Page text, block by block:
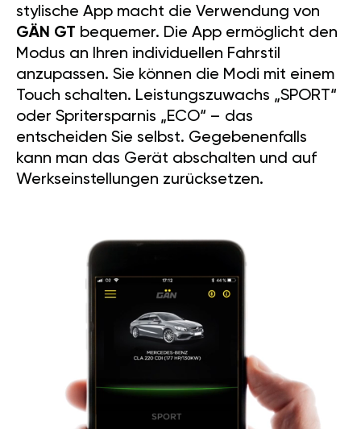
stylische App macht die Verwendung von
GÄN GT bequemer. Die App ermöglicht den
Modus an Ihren individuellen Fahrstil
anzupassen. Sie können die Modi mit einem
Touch schalten. Leistungszuwachs „SPORT“
oder Spritersparnis „ECO“ – das
entscheiden Sie selbst. Gegebenenfalls
kann man das Gerät abschalten und auf
Werkseinstellungen zurücksetzen.